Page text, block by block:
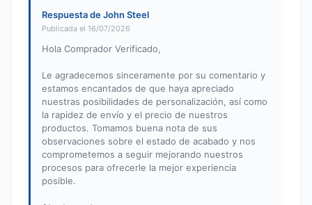
Respuesta de John Steel
Publicada el 16/07/2026
Hola Comprador Verificado,
Le agradecemos sinceramente por su comentario y
estamos encantados de que haya apreciado
nuestras posibilidades de personalización, así como
la rapidez de envío y el precio de nuestros
productos. Tomamos buena nota de sus
observaciones sobre el estado de acabado y nos
comprometemos a seguir mejorando nuestros
procesos para ofrecerle la mejor experiencia
posible.